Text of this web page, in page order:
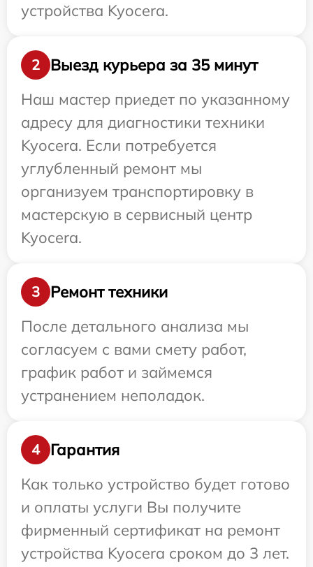
устройства Kyocera.
2
Выезд курьера за 35 минут
Наш мастер приедет по указанному
адресу для диагностики техники
Kyocera. Если потребуется
углубленный ремонт мы
организуем транспортировку в
мастерскую в сервисный центр
Kyocera.
3
Ремонт техники
После детального анализа мы
согласуем с вами смету работ,
график работ и займемся
устранением неполадок.
4
Гарантия
Как только устройство будет готово
и оплаты услуги Вы получите
фирменный сертификат на ремонт
устройства Kyocera сроком до 3 лет.